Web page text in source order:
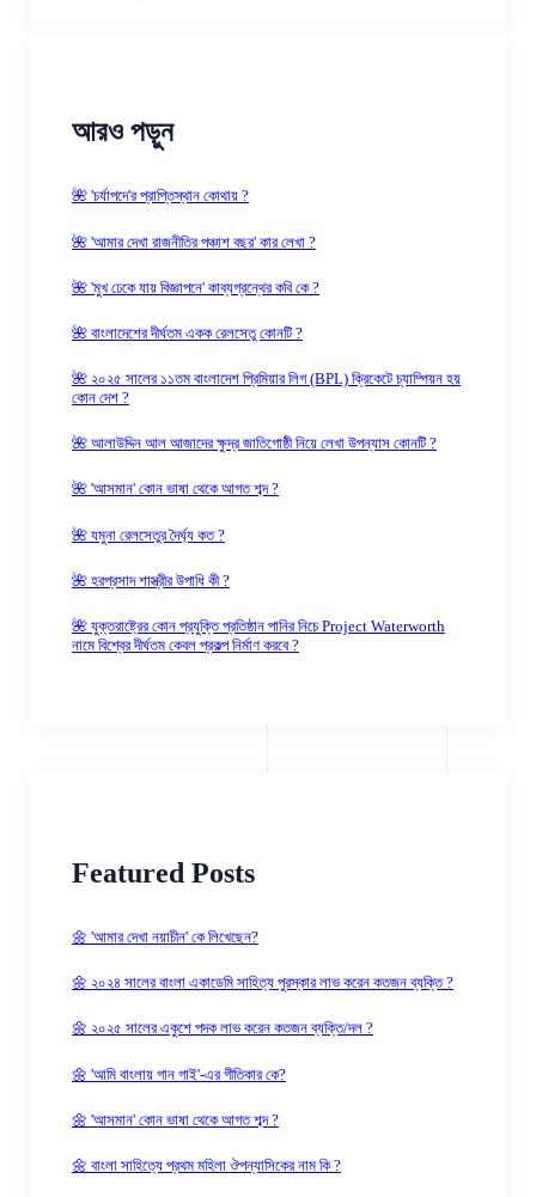
আরও পড়ুন
🌺 'চর্যাপদে'র প্রাপ্তিস্থান কোথায় ?
🌺 'আমার দেখা রাজনীতির পঞ্চাশ বছর' কার লেখা ?
🌺 'মুখ ঢেকে যায় বিজ্ঞাপনে' কাব্যগ্রন্থের কবি কে ?
🌺 বাংলাদেশের দীর্ঘতম একক রেলসেতু কোনটি ?
🌺 ২০২৫ সালের ১১তম বাংলাদেশ প্রিমিয়ার লিগ (BPL) ক্রিকেটে চ্যাম্পিয়ন হয়
কোন দেশ ?
🌺 আলাউদ্দিন আল আজাদের ক্ষুদ্র জাতিগোষ্ঠী নিয়ে লেখা উপন্যাস কোনটি ?
🌺 'আসমান' কোন ভাষা থেকে আগত শব্দ ?
🌺 যমুনা রেলসেতুর দৈর্ঘ্য কত ?
🌺 হরপ্রসাদ শাস্ত্রীর উপাধি কী ?
🌺 যুক্তরাষ্ট্রের কোন প্রযুক্তি প্রতিষ্ঠান পানির নিচে Project Waterworth
নামে বিশ্বের দীর্ঘতম কেবল প্রকল্প নির্মাণ করবে ?
Featured Posts
🌼 'আমার দেখা নয়াচীন' কে লিখেছেন?
🌼 ২০২৪ সালের বাংলা একাডেমি সাহিত্য পুরস্কার লাভ করেন কতজন ব্যক্তি ?
🌼 ২০২৫ সালের একুশে পদক লাভ করেন কতজন ব্যক্তি/দল ?
🌼 'আমি বাংলায় গান গাই'-এর গীতিকার কে?
🌼 'আসমান' কোন ভাষা থেকে আগত শব্দ ?
🌼 বাংলা সাহিত্যে প্রথম মহিলা ঔপন্যাসিকের নাম কি ?